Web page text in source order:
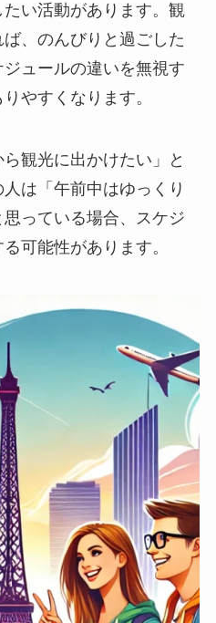
い活動があります。観
、のんびりと過ごした
ュールの違いを無視す
やすくなります。
観光に出かけたい」と
は「午前中はゆっくり
っている場合、スケジ
可能性があります。